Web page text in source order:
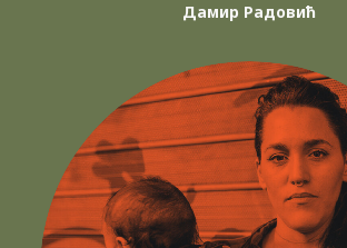
Дамир Радовић